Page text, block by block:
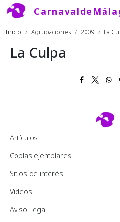
Pasar al contenido principal
Inicio Agrupaciones 2009 La
La Culpa
Footer 2
Artículos
Coplas ejemplares
Sitios de interés
Videos
Pie de página
Aviso Legal